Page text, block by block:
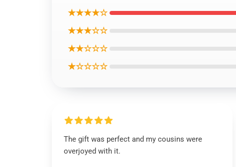
★★★★☆
★★★☆☆
★★☆☆☆
★☆☆☆☆
The gift was perfect and my cousins were
overjoyed with it.